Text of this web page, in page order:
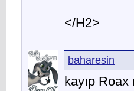
</H2>
baharesin
kayıp